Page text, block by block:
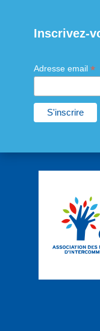
Inscrivez-
Adresse email *